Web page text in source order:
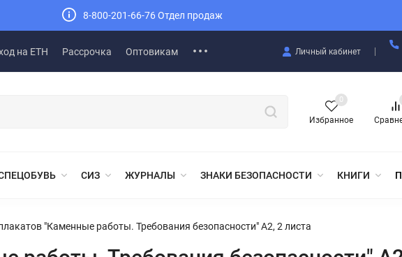
8-800-201-66-76 Отдел продаж
на ЕТН Рассрочка Оптовикам Личный кабинет
Избранное
0
СИЗ ЖУРНАЛЫ ЗНАКИ БЕЗОПАСНОСТИ КНИГИ
"Каменные работы. Требования безопасности" А2, 2 листа